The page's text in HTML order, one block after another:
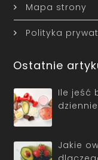
Mapa strony
Polityka
Ostatnie
Ile jeść
Jakie